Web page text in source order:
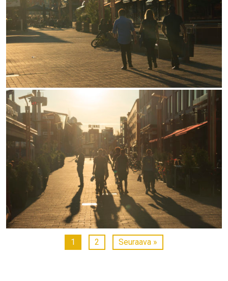
1 2 Seuraava »